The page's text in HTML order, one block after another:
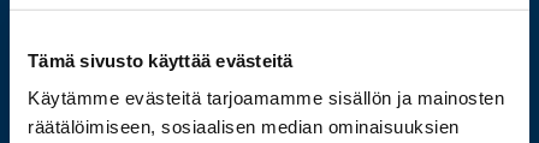
Tämä sivusto käyttää evästeitä
Käytämme evästeitä tarjoamamme sisällön ja mainosten
räätälöimiseen, sosiaalisen median ominaisuuksien